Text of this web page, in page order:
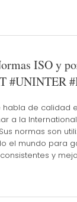
ISO y
#UNINTER
habla de calidad
a la
normas son
el mundo para
y